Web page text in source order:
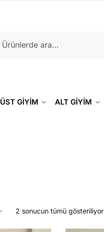
ÜST GİYİM ALT GİYİM
2 sonucun tümü gösteriliyor